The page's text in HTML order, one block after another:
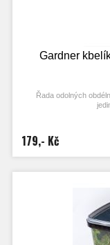
Gardner
Řada odolných
Tyto kbelíky jsou
recyklovat, což z nich
snadno sundávají a
na vozících). Jsou ideální
-
- recyklovaný
-
- pevná
179,- Kč